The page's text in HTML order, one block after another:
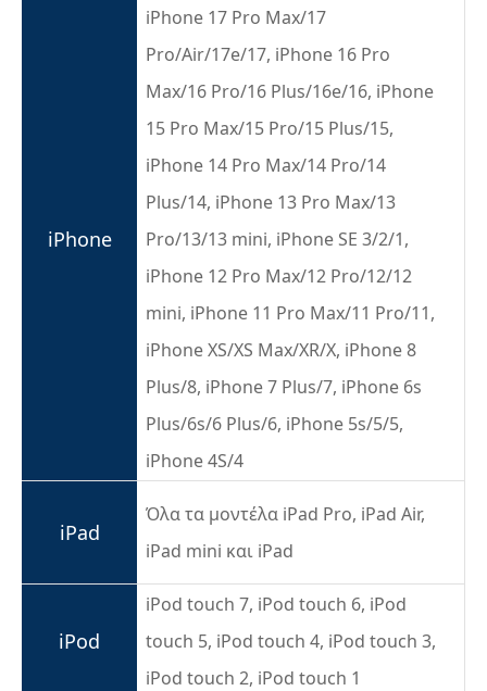
iPhone
iPhone 17 Pro Max/17
Pro/Air/17e/17, iPhone 16 Pro
Max/16 Pro/16 Plus/16e/16, iPhone
15 Pro Max/15 Pro/15 Plus/15,
iPhone 14 Pro Max/14 Pro/14
Plus/14, iPhone 13 Pro Max/13
Pro/13/13 mini, iPhone SE 3/2/1,
iPhone 12 Pro Max/12 Pro/12/12
mini, iPhone 11 Pro Max/11 Pro/11,
iPhone XS/XS Max/XR/X, iPhone 8
Plus/8, iPhone 7 Plus/7, iPhone 6s
Plus/6s/6 Plus/6, iPhone 5s/5/5,
iPhone 4S/4
iPad
Όλα τα μοντέλα iPad Pro, iPad Air,
iPad mini και iPad
iPod
iPod touch 7, iPod touch 6, iPod
touch 5, iPod touch 4, iPod touch 3,
iPod touch 2, iPod touch 1